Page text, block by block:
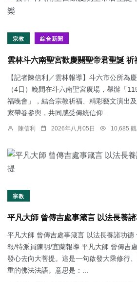
宗教 綜合新聞
雲林斗六南聖宮歡慶關聖帝君聖誕
【記者陳信利／雲林報導】斗六市公所為
（4日）晚間在斗六南聖宮廣場，舉辦「
福晚會」，結合宗教祈福、精彩藝文演出
家帶眷參與，共同感受傳統信仰...
陳信利 2026年八月05日 10,685
宗教
平凡大師 曾傳吉處事箴言 以法長養
平凡大師 曾傳吉處事箴言 以法長養諸功德
報/特派員陳明/宜蘭報導 平凡大師 曾傳吉
發心去向大菩提。這是一句啟發大乘修行
重的佛法法語。意思是：...